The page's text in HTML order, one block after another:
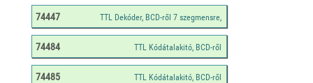
74447
74484
74485